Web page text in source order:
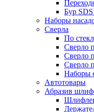
Бур
Наборы
Сверла
По
Сверло
Сверло
Сверло
Наборы
Автотовары
Абразив